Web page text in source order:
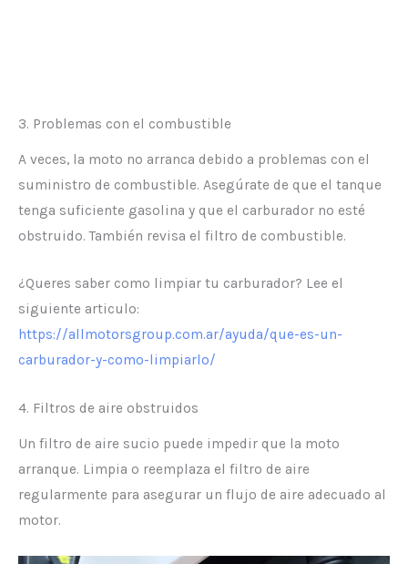
3. Problemas con el combustible
A veces, la moto no arranca debido a problemas con el
suministro de combustible. Asegúrate de que el tanque
tenga suficiente gasolina y que el carburador no esté
obstruido. También revisa el filtro de combustible.
¿Queres saber como limpiar tu carburador? Lee el
siguiente articulo:
https://allmotorsgroup.com.ar/ayuda/que-es-un-
carburador-y-como-limpiarlo/
4. Filtros de aire obstruidos
Un filtro de aire sucio puede impedir que la moto
arranque. Limpia o reemplaza el filtro de aire
regularmente para asegurar un flujo de aire adecuado al
motor.